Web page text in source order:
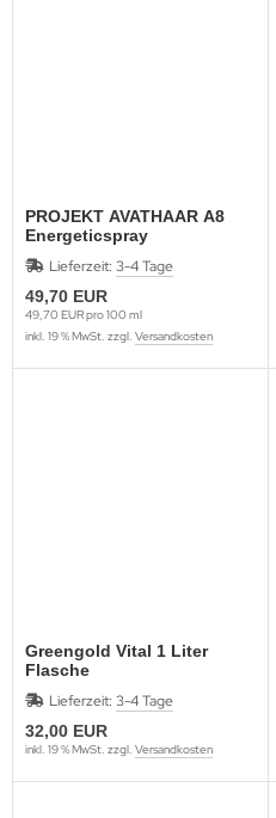
PROJEKT AVATHAAR A8
Energeticspray
Lieferzeit: 3-4 Tage
49,70 EUR
49,70 EUR pro 100 ml
inkl. 19 % MwSt. zzgl. Versandkosten
Greengold Vital 1 Liter
Flasche
Lieferzeit: 3-4 Tage
32,00 EUR
inkl. 19 % MwSt. zzgl. Versandkosten